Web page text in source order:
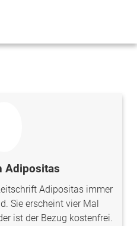
Adipositas
Adipositas immer
Sie erscheint vier Mal
ist der Bezug kostenfrei.